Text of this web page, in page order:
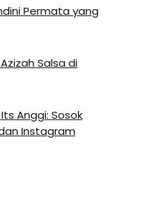
Permata yang
Salsa di
Anggi: Sosok
Instagram